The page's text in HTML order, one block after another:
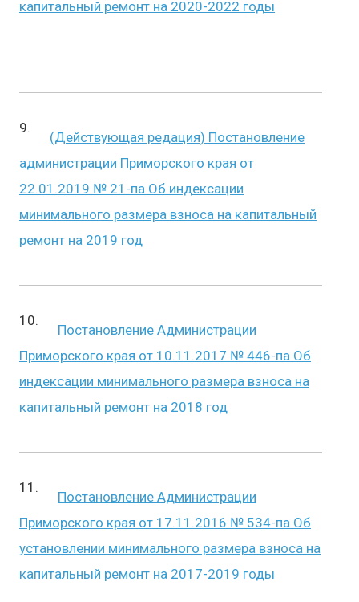
капитальный ремонт на 2020-2022 годы
(Действующая редация) Постановление
администрации Приморского края от
22.01.2019 № 21-па Об индексации
минимального размера взноса на капитальный
ремонт на 2019 год
Постановление Администрации
Приморского края от 10.11.2017 № 446-па Об
индексации минимального размера взноса на
капитальный ремонт на 2018 год
Постановление Администрации
Приморского края от 17.11.2016 № 534-па Об
установлении минимального размера взноса на
капитальный ремонт на 2017-2019 годы